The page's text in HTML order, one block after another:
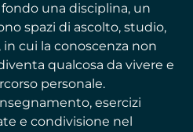
una disciplina, un
spazi di ascolto, studio,
cui la conoscenza non
qualcosa da vivere e
personale.
esercizi
e condivisione nel